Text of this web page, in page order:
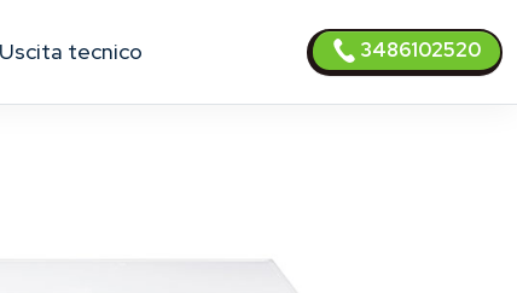
uscita tecnico 3486102520